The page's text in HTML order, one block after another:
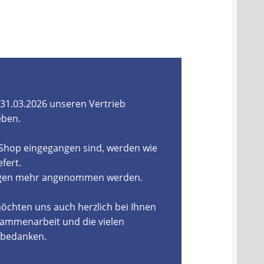
unseren Vertrieb
eingegangen sind, werden wie
mehr angenommen werden.
uns auch herzlich bei Ihnen
und die vielen